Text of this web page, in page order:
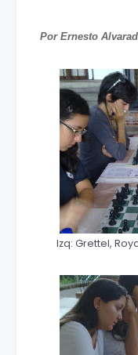
Por Ernesto
Izq: Grettel,